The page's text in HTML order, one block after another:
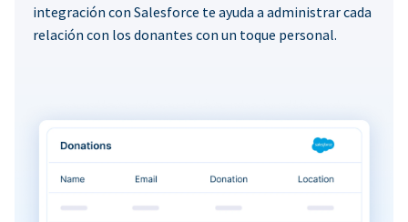
integración con Salesforce te ayuda a administrar cada
relación con los donantes con un toque personal.